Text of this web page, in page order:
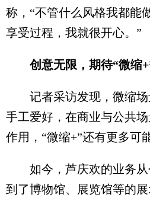
称，“不管什么风格我都能
享受过程，我就很开心。”
创意无限，期待“微缩
记者采访发现，微缩场
手工爱好，在商业与公共
作用，“微缩+”还有更多可
如今，芦庆欢的业务从
到了博物馆、展览馆等的